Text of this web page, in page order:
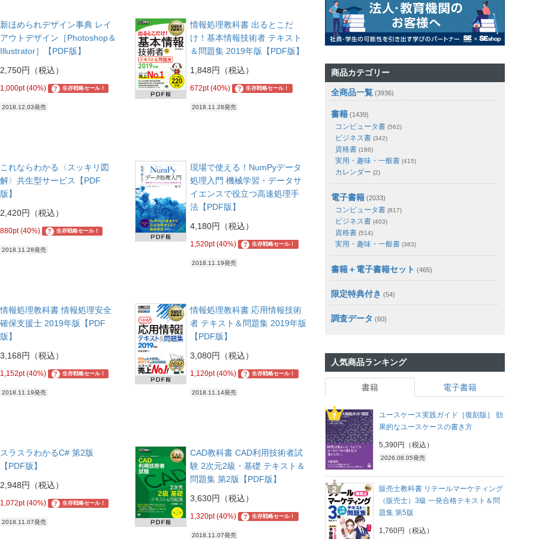
新ほめられデザイン事典 レイ
アウトデザイン［Photoshop＆
Illustrator］【PDF版】
2,750円（税込）
1,000pt (40%) ? 生存戦略セール！
2018.12.03発売
情報処理教科書 出るとこだ
け！基本情報技術者 テキスト
＆問題集 2019年版【PDF版】
1,848円（税込）
672pt (40%) ? 生存戦略セール！
2018.11.28発売
これならわかる〈スッキリ図
解〉共生型サービス【PDF
版】
2,420円（税込）
880pt (40%) ? 生存戦略セール！
2018.11.28発売
現場で使える！NumPyデータ
処理入門 機械学習・データサ
イエンスで役立つ高速処理手
法【PDF版】
4,180円（税込）
1,520pt (40%) ? 生存戦略セール！
2018.11.19発売
情報処理教科書 情報処理安全
確保支援士 2019年版【PDF
版】
3,168円（税込）
1,152pt (40%) ? 生存戦略セール！
2018.11.19発売
情報処理教科書 応用情報技術
者 テキスト＆問題集 2019年版
【PDF版】
3,080円（税込）
1,120pt (40%) ? 生存戦略セール！
2018.11.14発売
スラスラわかるC# 第2版
【PDF版】
2,948円（税込）
1,072pt (40%) ? 生存戦略セール！
2018.11.07発売
CAD教科書 CAD利用技術者試
験 2次元2級・基礎 テキスト＆
問題集 第2版【PDF版】
3,630円（税込）
1,320pt (40%) ? 生存戦略セール！
2018.11.07発売
商品カテゴリー
全商品一覧 (3936)
書籍 (1439)
コンピュータ書 (562)
ビジネス書 (342)
資格書 (186)
実用・趣味・一般書 (415)
カレンダー (2)
電子書籍 (2033)
コンピュータ書 (817)
ビジネス書 (403)
資格書 (514)
実用・趣味・一般書 (383)
書籍＋電子書籍セット (465)
限定特典付き (54)
調査データ (60)
人気商品ランキング
書籍 電子書籍
ユースケース実践ガイド［復刻版］ 効
果的なユースケースの書き方
5,390円（税込）
2026.08.05発売
販売士教科書 リテールマーケティング
（販売士）3級 一発合格テキスト＆問
題集 第5版
1,760円（税込）